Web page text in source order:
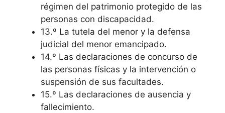
régimen del patrimonio protegido de las
personas con discapacidad.
13.º La tutela del menor y la defensa
judicial del menor emancipado.
14.º Las declaraciones de concurso de
las personas físicas y la intervención o
suspensión de sus facultades.
15.º Las declaraciones de ausencia y
fallecimiento.